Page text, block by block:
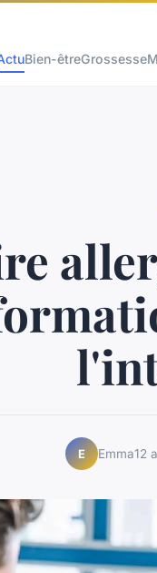
Bien-êtreGrossesse
E Emma12